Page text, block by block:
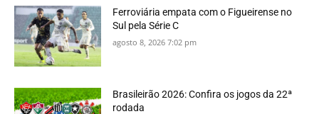
Ferroviária empata com o Figueirense no
Sul pela Série C
agosto 8, 2026 7:02 pm
Brasileirão 2026: Confira os jogos da 22ª
rodada